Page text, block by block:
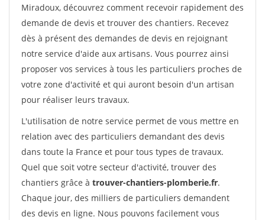
Miradoux, découvrez comment recevoir rapidement des
demande de devis et trouver des chantiers. Recevez
dès à présent des demandes de devis en rejoignant
notre service d'aide aux artisans. Vous pourrez ainsi
proposer vos services à tous les particuliers proches de
votre zone d'activité et qui auront besoin d'un artisan
pour réaliser leurs travaux.
L'utilisation de notre service permet de vous mettre en
relation avec des particuliers demandant des devis
dans toute la France et pour tous types de travaux.
Quel que soit votre secteur d'activité, trouver des
chantiers grâce à trouver-chantiers-plomberie.fr.
Chaque jour, des milliers de particuliers demandent
des devis en ligne. Nous pouvons facilement vous